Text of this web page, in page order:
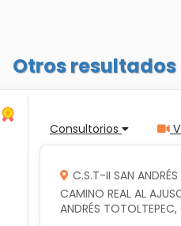
Otros resultados
Consultorios
C.S.T-II SAN
CAMINO REAL AL
ANDRÉS